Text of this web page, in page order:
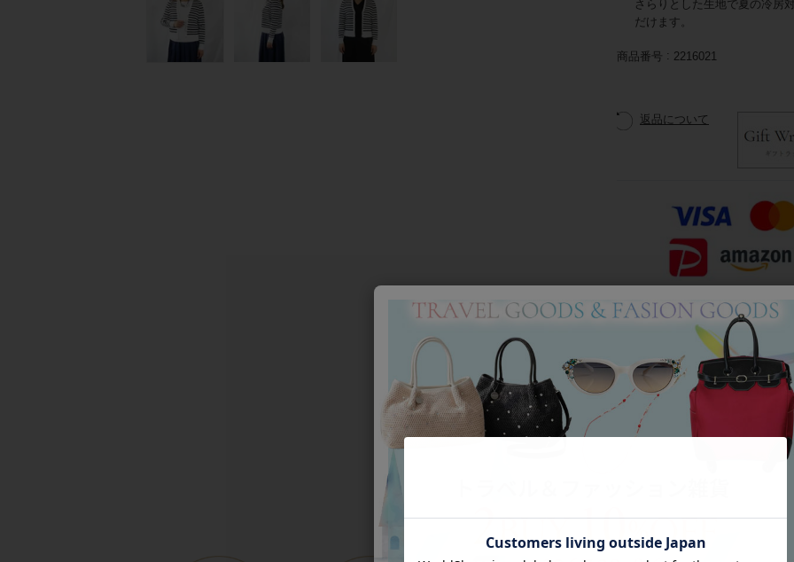
さらりとした生地で夏の冷房
だけます。
商品番号 2216021
返品について